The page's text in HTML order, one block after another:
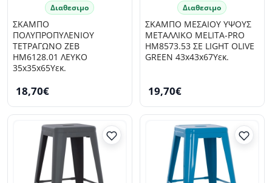
Διαθεσιμο
ΣΚΑΜΠΟ
ΠΟΛΥΠΡΟΠΥΛΕΝΙΟΥ
ΤΕΤΡΑΓΩΝΟ ZEB
HM6128.01 ΛΕΥΚΟ
35x35x65Υεκ.
18,70€
Διαθεσιμο
ΣΚΑΜΠΟ ΜΕΣΑΙΟΥ ΥΨΟΥΣ
ΜΕΤΑΛΛΙΚΟ MELITA-PRO
HM8573.53 ΣΕ LIGHT OLIVE
GREEN 43x43x67Υεκ.
19,70€